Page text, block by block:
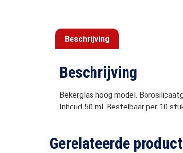
Beschrijving
Beschrijving
Bekerglas hoog model.
Inhoud 50 ml. Bestelbaar per 10
Gerelateerde